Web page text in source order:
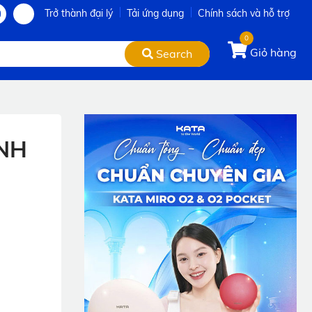
Trở thành đại lý Tải ứng dụng Chính sách và hỗ trợ
Search
0
Giỏ hàng